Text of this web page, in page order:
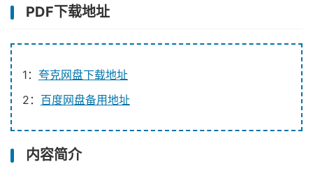
PDF下载地址
1： 夸克网盘下载地址
2： 百度网盘备用地址
内容简介